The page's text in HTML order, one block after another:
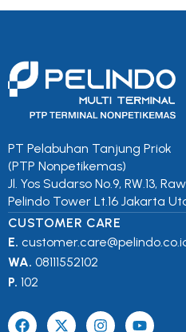
PT Pelabuhan Tanjung Priok
(PTP Nonpetikemas)
Jl. Yos Sudarso No.9, RW.13,
Pelindo Tower Lt.16 Jakarta
CUSTOMER CARE
E.
WA. 08111552102
P. 102